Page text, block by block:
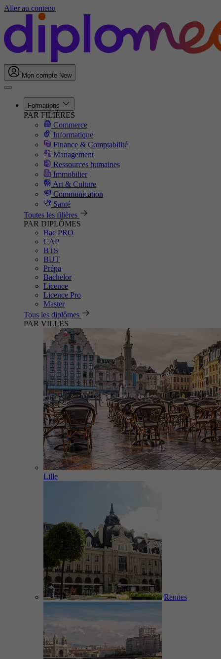
Aller au contenu
Mon compte New
Formations
PAR FILIÈRES
Commerce
Informatique
Finance & Comptabilité
Management
Ressources humaines
Immobilier
Art & Culture
Communication
Santé
Toutes les filières
PAR DIPLÔMES
Bac PRO
CAP
BTS
BUT
Prépa
Bachelor
Licence
Licence Pro
Master
Tous les diplômes
PAR VILLES
Lille
Rennes